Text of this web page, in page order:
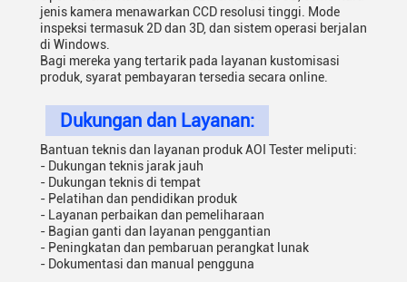
jenis kamera menawarkan CCD resolusi tinggi. Mode
inspeksi termasuk 2D dan 3D, dan sistem operasi berjalan
di Windows.
Bagi mereka yang tertarik pada layanan kustomisasi
produk, syarat pembayaran tersedia secara online.
Dukungan dan Layanan:
Bantuan teknis dan layanan produk AOI Tester meliputi:
- Dukungan teknis jarak jauh
- Dukungan teknis di tempat
- Pelatihan dan pendidikan produk
- Layanan perbaikan dan pemeliharaan
- Bagian ganti dan layanan penggantian
- Peningkatan dan pembaruan perangkat lunak
- Dokumentasi dan manual pengguna